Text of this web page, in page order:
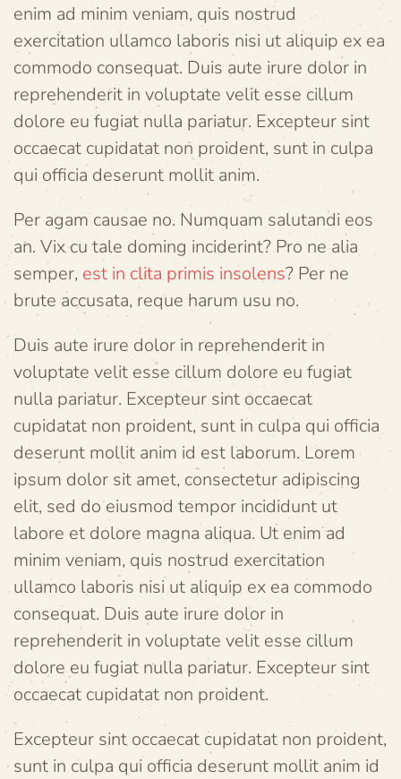
enim ad minim veniam, quis nostrud
exercitation ullamco laboris nisi ut aliquip ex ea
commodo consequat. Duis aute irure dolor in
reprehenderit in voluptate velit esse cillum
dolore eu fugiat nulla pariatur. Excepteur sint
occaecat cupidatat non proident, sunt in culpa
qui officia deserunt mollit anim.
Per agam causae no. Numquam salutandi eos
an. Vix cu tale doming inciderint? Pro ne alia
semper, est in clita primis insolens? Per ne
brute accusata, reque harum usu no.
Duis aute irure dolor in reprehenderit in
voluptate velit esse cillum dolore eu fugiat
nulla pariatur. Excepteur sint occaecat
cupidatat non proident, sunt in culpa qui officia
deserunt mollit anim id est laborum. Lorem
ipsum dolor sit amet, consectetur adipiscing
elit, sed do eiusmod tempor incididunt ut
labore et dolore magna aliqua. Ut enim ad
minim veniam, quis nostrud exercitation
ullamco laboris nisi ut aliquip ex ea commodo
consequat. Duis aute irure dolor in
reprehenderit in voluptate velit esse cillum
dolore eu fugiat nulla pariatur. Excepteur sint
occaecat cupidatat non proident.
Excepteur sint occaecat cupidatat non proident,
sunt in culpa qui officia deserunt mollit anim id